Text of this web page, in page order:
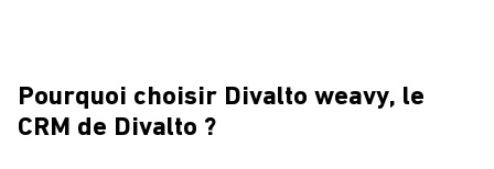
Pourquoi choisir Divalto weavy, le
CRM de Divalto ?